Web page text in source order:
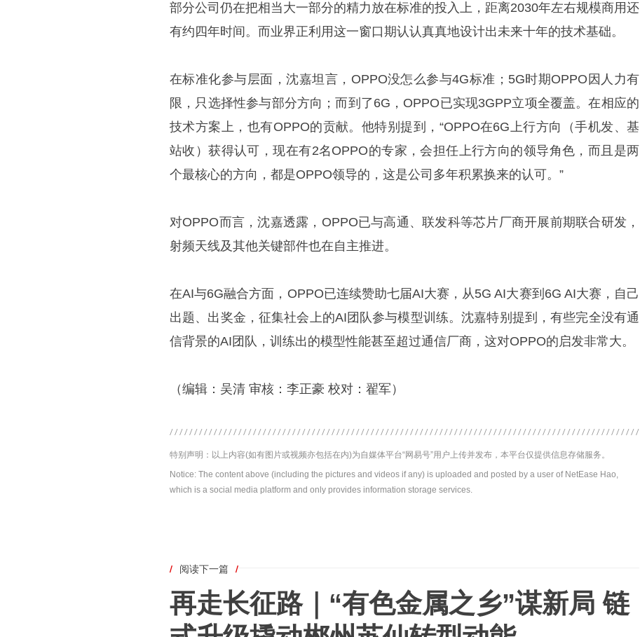
部分公司仍在把相当大一部分的精力放在标准的投入上，距离2030年左右规模商用还
有约四年时间。而业界正利用这一窗口期认认真真地设计出未来十年的技术基础。
在标准化参与层面，沈嘉坦言，OPPO没怎么参与4G标准；5G时期OPPO因人力有
限，只选择性参与部分方向；而到了6G，OPPO已实现3GPP立项全覆盖。在相应的
技术方案上，也有OPPO的贡献。他特别提到，“OPPO在6G上行方向（手机发、基
站收）获得认可，现在有2名OPPO的专家，会担任上行方向的领导角色，而且是两
个最核心的方向，都是OPPO领导的，这是公司多年积累换来的认可。”
对OPPO而言，沈嘉透露，OPPO已与高通、联发科等芯片厂商开展前期联合研发，
射频天线及其他关键部件也在自主推进。
在AI与6G融合方面，OPPO已连续赞助七届AI大赛，从5G AI大赛到6G AI大赛，自己
出题、出奖金，征集社会上的AI团队参与模型训练。沈嘉特别提到，有些完全没有通
信背景的AI团队，训练出的模型性能甚至超过通信厂商，这对OPPO的启发非常大。
（编辑：吴清 审核：李正豪 校对：翟军）
特别声明：以上内容(如有图片或视频亦包括在内)为自媒体平台“网易号”用户上传并发布，本平台仅提供信息存储服务。
Notice: The content above (including the pictures and videos if any) is uploaded and posted by a user of NetEase Hao,
which is a social media platform and only provides information storage services.
/ 阅读下一篇 /
再走长征路｜“有色金属之乡”谋新局 链